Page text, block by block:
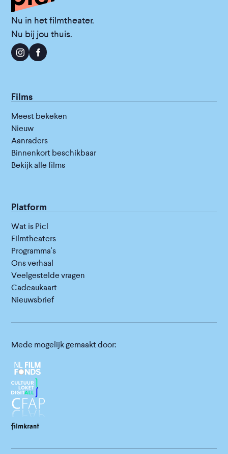
Nu in het filmtheater.
Nu bij jou thuis.
Films
Meest bekeken
Nieuw
Aanraders
Binnenkort beschikbaar
Bekijk alle films
Platform
Wat is Picl
Filmtheaters
Programma's
Ons verhaal
Veelgestelde vragen
Cadeaukaart
Nieuwsbrief
Mede mogelijk gemaakt door: